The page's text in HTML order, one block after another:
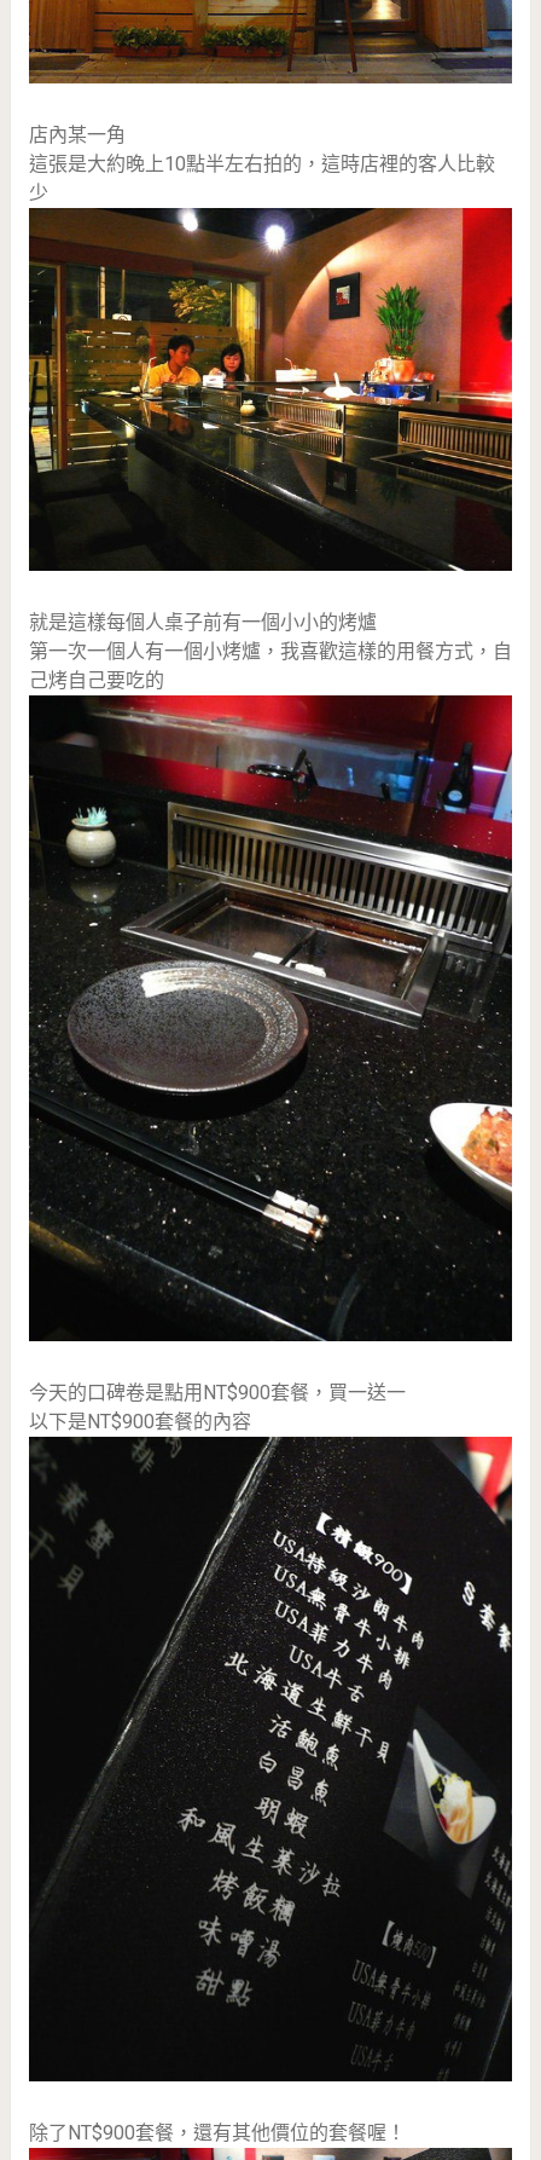
店內某一角
這張是大約晚上10點半左右拍的，這時店裡的客人比較
少
就是這樣每個人桌子前有一個小小的烤爐
第一次一個人有一個小烤爐，我喜歡這樣的用餐方式，自
己烤自己要吃的
今天的口碑卷是點用NT$900套餐，買一送一
以下是NT$900套餐的內容
除了NT$900套餐，還有其他價位的套餐喔！